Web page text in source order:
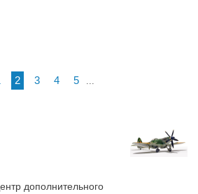
2 3 4 5 ...
дополнительного